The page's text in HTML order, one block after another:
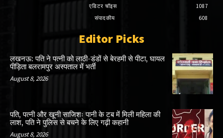
एडिटर चॉइस
1087
संपादकीय
608
Editor Picks
लखनऊ: पति ने पत्नी को लाठी-डंडों से बेरहमी से पीटा, घायल
पीड़िता बलरामपुर अस्पताल में भर्ती
August 8, 2026
पति, पत्नी और खूनी साजिशः पानी के टब में मिली महिला की
लाश, पति ने पुलिस से बचने के लिए गढ़ी कहानी
August 8, 2026